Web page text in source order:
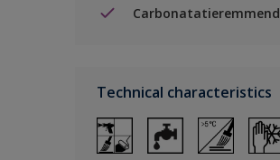
Carbonatatieremmend
Technical characteristics